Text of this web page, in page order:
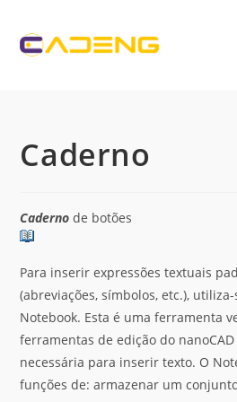
Caderno
Caderno de botões
Para inserir expressões textuais
(abreviações, símbolos, etc.),
Notebook. Esta é uma ferramenta
ferramentas de edição do
necessária para inserir texto. O
funções de: armazenar um